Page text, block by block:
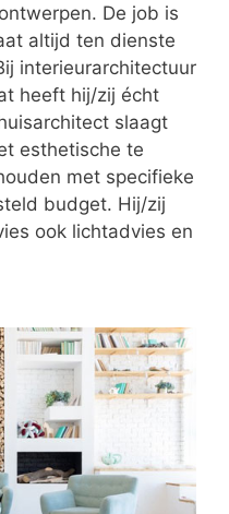
De job is
altijd ten dienste
interieurarchitectuur
heeft hij/zij écht
slaagt
esthetische te
met specifieke
budget. Hij/zij
ook lichtadvies en